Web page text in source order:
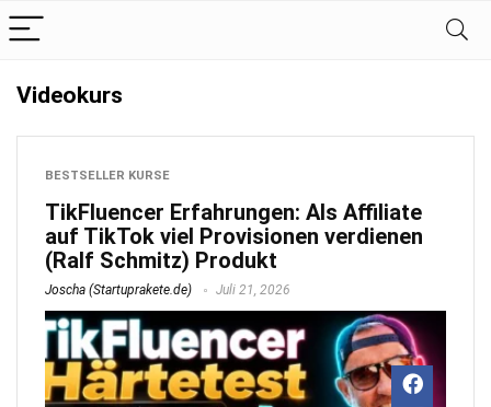
Videokurs
BESTSELLER KURSE
TikFluencer Erfahrungen: Als Affiliate
auf TikTok viel Provisionen verdienen
(Ralf Schmitz) Produkt
Joscha (Startuprakete.de) Juli 21, 2026